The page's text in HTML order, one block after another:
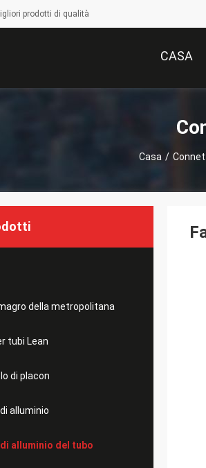
prodotti di qualità
CASA
Casa /
della metropolitana
tubi Lean
di placon
alluminio
alluminio del tubo